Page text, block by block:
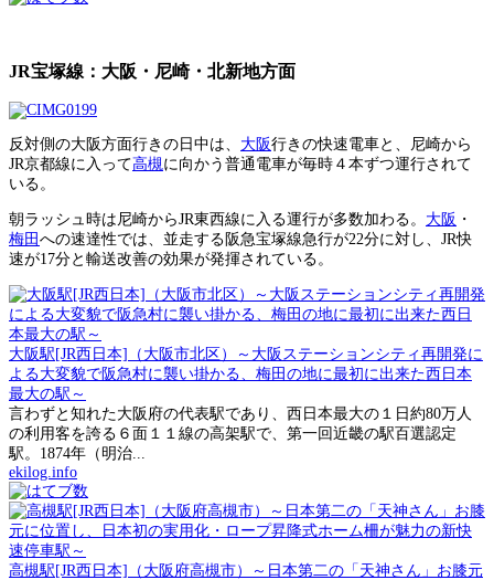
JR宝塚線：大阪・尼崎・北新地方面
反対側の大阪方面行きの日中は、 大阪行きの快速電車と、尼崎から
JR京都線に入って高槻 に向かう普通電車が毎時４本ずつ運行されて
いる。
朝ラッシュ時は尼崎からJR東西線に入る運行が多数加わる。 大阪 ・
梅田 への速達性では、並走する阪急宝塚線急行が22分に対し、JR快
速が17分と輸送改善の効果が発揮されている。
大阪駅[JR西日本]（大阪市北区）～大阪ステーションシティ再開発に
よる大変貌で阪急村に襲い掛かる、梅田の地に最初に出来た西日本
最大の駅～
言わずと知れた大阪府の代表駅であり、西日本最大の１日約80万人
の利用客を誇る６面１１線の高架駅で、第一回近畿の駅百選認定
駅。1874年（明治...
ekilog.info
高槻駅[JR西日本]（大阪府高槻市）～日本第二の「天神さん」お膝元